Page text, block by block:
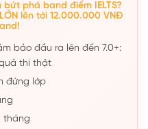
bứt phá band điểm IELTS?
lên tới 12.000.000 VNĐ
bảo đầu ra lên đến 7.0+:
quả thi thật
đứng lớp
tháng